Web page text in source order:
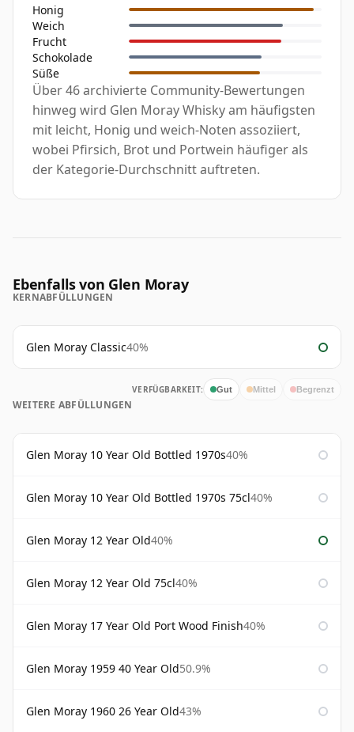
Honig
Weich
Frucht
Schokolade
Süße
Über 46 archivierte Community-Bewertungen
hinweg wird Glen Moray Whisky am häufigsten
mit leicht, Honig und weich-Noten assoziiert,
wobei Pfirsich, Brot und Portwein häufiger als
der Kategorie-Durchschnitt auftreten.
Ebenfalls von Glen Moray
KERNABFÜLLUNGEN
Glen Moray Classic40%
VERFÜGBARKEIT: Gut Mittel Begrenzt
WEITERE ABFÜLLUNGEN
Glen Moray 10 Year Old Bottled 1970s40%
Glen Moray 10 Year Old Bottled 1970s 75cl40%
Glen Moray 12 Year Old40%
Glen Moray 12 Year Old 75cl40%
Glen Moray 17 Year Old Port Wood Finish40%
Glen Moray 1959 40 Year Old50.9%
Glen Moray 1960 26 Year Old43%